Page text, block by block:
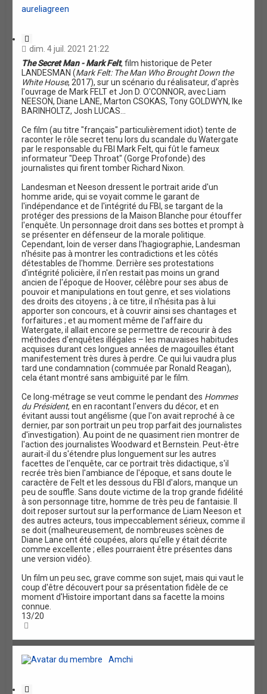
aureliagreen
i
a
t
i
o
n
dim. 4 juil. 2021 21:22
The Secret Man - Mark Felt, film historique de Peter
LANDESMAN (Mark Felt: The Man Who Brought Down the
White House, 2017), sur un scénario du réalisateur, d'après
l'ouvrage de Mark FELT et Jon D. O'CONNOR, avec Liam
NEESON, Diane LANE, Marton CSOKAS, Tony GOLDWYN, Ike
BARINHOLTZ, Josh LUCAS...
Ce film (au titre "français" particulièrement idiot) tente de
raconter le rôle secret tenu lors du scandale du Watergate
par le responsable du FBI Mark Felt, qui fût le fameux
informateur "Deep Throat" (Gorge Profonde) des
journalistes qui firent tomber Richard Nixon.
Landesman et Neeson dressent le portrait aride d'un
homme aride, qui se voyait comme le garant de
l'indépendance et de l'intégrité du FBI, se targant de la
protéger des pressions de la Maison Blanche pour étouffer
l'enquête. Un personnage droit dans ses bottes et prompt à
se présenter en défenseur de la morale politique.
Cependant, loin de verser dans l'hagiographie, Landesman
n'hésite pas à montrer les contradictions et les côtés
détestables de l'homme. Derrière ses protestations
d'intégrité policière, il n'en restait pas moins un grand
ancien de l'époque de Hoover, célèbre pour ses abus de
pouvoir et manipulations en tout genre, et ses violations
des droits des citoyens ; à ce titre, il n'hésita pas à lui
apporter son concours, et à couvrir ainsi ses chantages et
forfaitures ; et au moment même de l'affaire du
Watergate, il allait encore se permettre de recourir à des
méthodes d'enquêtes illégales – les mauvaises habitudes
acquises durant ces longues années de magouilles étant
manifestement très dures à perdre. Ce qui lui vaudra plus
tard une condamnation (commuée par Ronald Reagan),
cela étant montré sans ambiguïté par le film.
Ce long-métrage se veut comme le pendant des Hommes
du Président, en en racontant l'envers du décor, et en
évitant aussi tout angélisme (que l'on avait reproché à ce
dernier, par son portrait un peu trop parfait des journalistes
d'investigation). Au point de ne quasiment rien montrer de
l'action des journalistes Woodward et Bernstein. Peut-être
aurait-il du s'étendre plus longuement sur les autres
facettes de l'enquête, car ce portrait très didactique, s'il
recrée très bien l'ambiance de l'époque, et sans doute le
caractère de Felt et les dessous du FBI d'alors, manque un
peu de souffle. Sans doute victime de la trop grande fidélité
à son personnage titre, homme de très peu de fantaisie. Il
doit reposer surtout sur la performance de Liam Neeson et
des autres acteurs, tous impeccablement sérieux, comme il
se doit (malheureusement, de nombreuses scènes de
Diane Lane ont été coupées, alors qu'elle y était décrite
comme excellente ; elles pourraient être présentes dans
une version vidéo).
Un film un peu sec, grave comme son sujet, mais qui vaut le
coup d'être découvert pour sa présentation fidèle de ce
moment d'Histoire important dans sa facette la moins
connue.
13/20
u
t
Amchi